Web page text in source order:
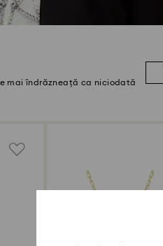
mai îndrăzneață ca niciodată